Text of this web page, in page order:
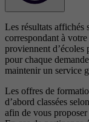
Les résultats affichés
correspondant à
proviennent d’écoles
pour chaque
maintenir un service
Les offres de
d’abord classées
afin de vous